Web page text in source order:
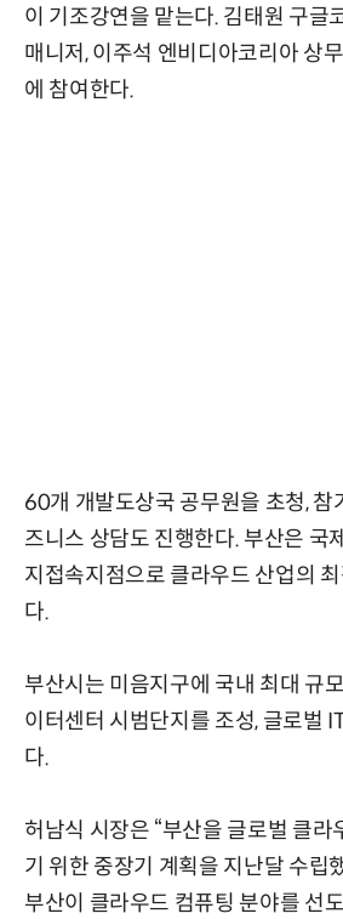
이 기조강연을 맡는다. 김태원 구글
매니저, 이주석 엔비디아코리아 상
에 참여한다.
60개 개발도상국 공무원을 초청, 참
즈니스 상담도 진행한다. 부산은 국
지접속지점으로 클라우드 산업의
다.
부산시는 미음지구에 국내 최대 규
이터센터 시범단지를 조성, 글로벌
다.
허남식 시장은 “부산을 글로벌 클라
기 위한 중장기 계획을 지난달 수립
부산이 클라우드 컴퓨팅 분야를 선